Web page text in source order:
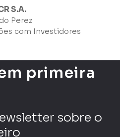
S.A.
Perez
com Investidores
primeira
sobre o